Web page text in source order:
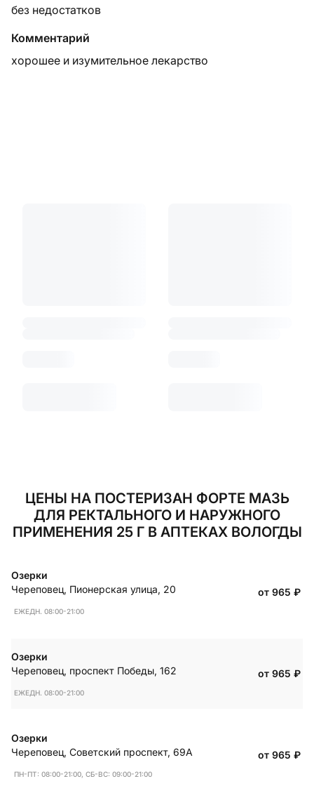
без недостатков
Комментарий
хорошее и изумительное лекарство
ЦЕНЫ НА ПОСТЕРИЗАН ФОРТЕ МАЗЬ
ДЛЯ РЕКТАЛЬНОГО И НАРУЖНОГО
ПРИМЕНЕНИЯ 25 Г В АПТЕКАХ ВОЛОГДЫ
Озерки
Череповец, Пионерская улица, 20
ЕЖЕДН. 08:00-21:00
от 965 ₽
Озерки
Череповец, проспект Победы, 162
ЕЖЕДН. 08:00-21:00
от 965 ₽
Озерки
Череповец, Советский проспект, 69А
ПН-ПТ: 08:00-21:00, СБ-ВС: 09:00-21:00
от 965 ₽